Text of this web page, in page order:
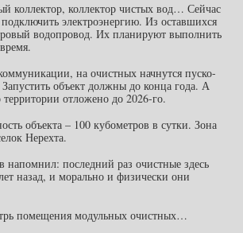
коллектор, коллектор чистых вод… Сейчас
электроэнергию. Из оставшихся
водопровод. Их планируют выполнить
на очистных начнутся пуско-
объект должны до конца года. А
территории отложено до 2026-го.
объекта – 100 кубометров в сутки. Зона
Нерехта.
напомнил: последний раз очистные здесь
назад, и морально и физически они
помещения модульных очистных…